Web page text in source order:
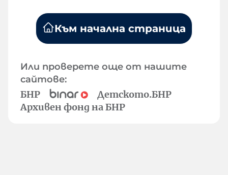
Към начална страница
Или проверете още от нашите
сайтове:
БНР
Детското.БНР
Архивен фонд на БНР